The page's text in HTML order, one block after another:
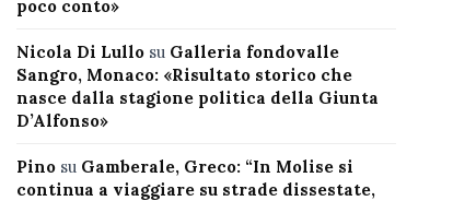
poco conto»
Nicola Di Lullosu Galleria fondovalle
Sangro, Monaco: «Risultato storico che
nasce dalla stagione politica della Giunta
D’Alfonso»
Pinosu Gamberale, Greco: “In Molise si
continua a viaggiare su strade dissestate,